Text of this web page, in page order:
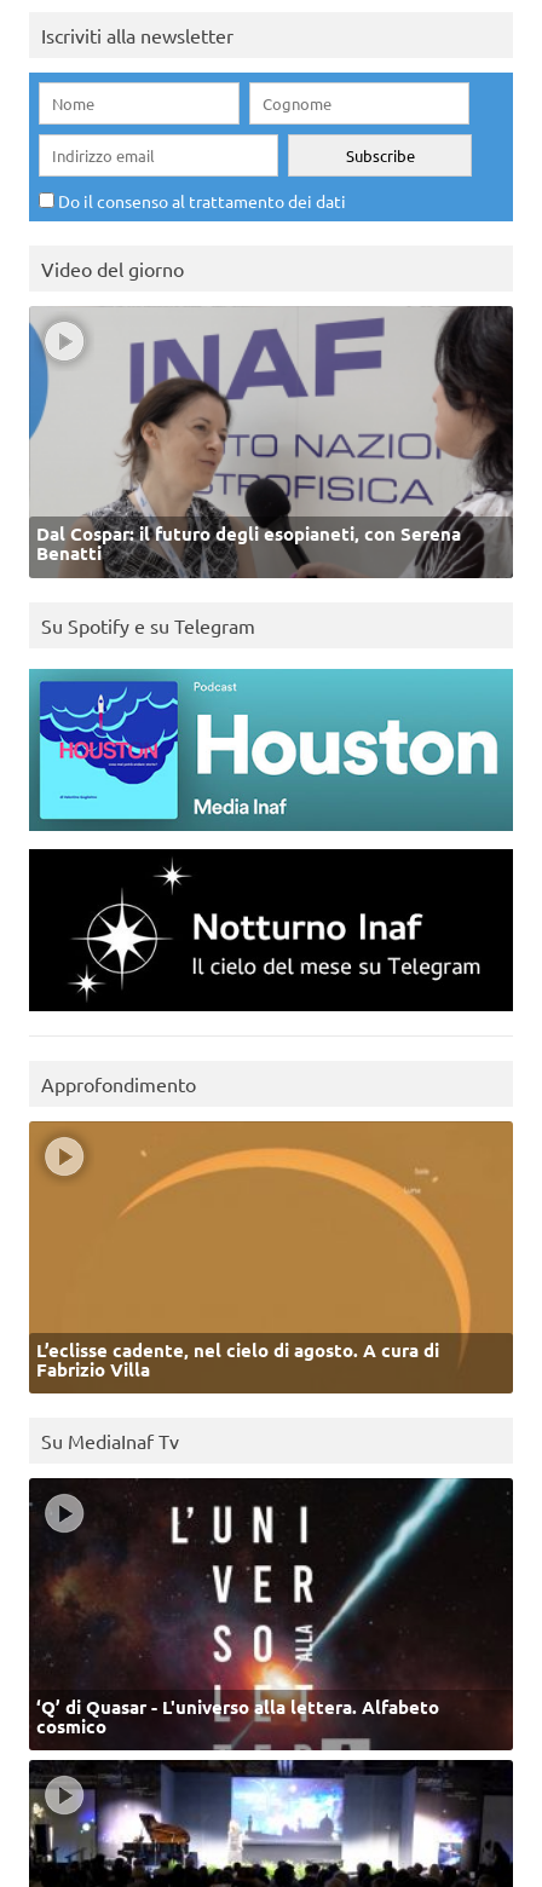
Iscriviti alla newsletter
Do il consenso al trattamento dei dati
Video del giorno
Dal Cospar: il futuro degli esopianeti, con Serena
Benatti
Su Spotify e su Telegram
Approfondimento
L’eclisse cadente, nel cielo di agosto. A cura di
Fabrizio Villa
Su MediaInaf Tv
‘Q’ di Quasar - L'universo alla lettera. Alfabeto
cosmico